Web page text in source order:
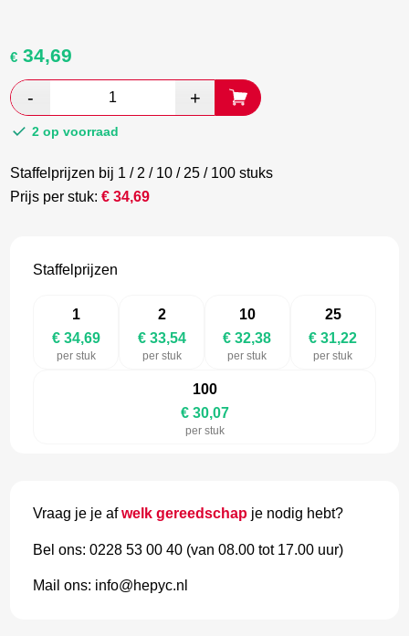
Oorspronkelijke
prijs
was:
€ 57,82.
€ 34,69
prijs
€ 31,58.
2 op voorraad
Staffelprijzen bij 1 / 2 / 10 / 25 / 100 stuks
Prijs per stuk:€34,69
Staffelprijzen
1
€ 34,69
per stuk
2
€ 33,54
per stuk
10
€ 32,38
per stuk
25
€ 31,22
per stuk
100
€ 30,07
per stuk
Vraag je je afwelk gereedschap je nodig hebt?
Bel ons: 0228 53 00 40 (van 08.00 tot 17.00 uur)
Mail ons: info@hepyc.nl